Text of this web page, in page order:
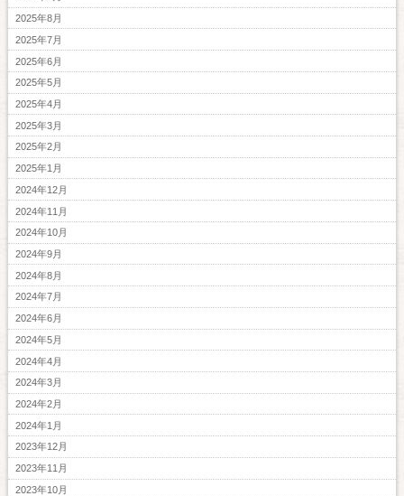
2025年8月
2025年7月
2025年6月
2025年5月
2025年4月
2025年3月
2025年2月
2025年1月
2024年12月
2024年11月
2024年10月
2024年9月
2024年8月
2024年7月
2024年6月
2024年5月
2024年4月
2024年3月
2024年2月
2024年1月
2023年12月
2023年11月
2023年10月